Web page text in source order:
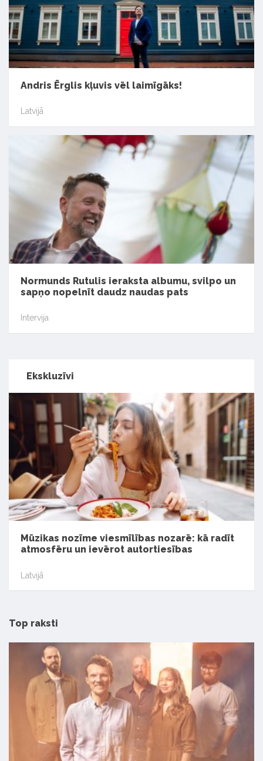
Andris Ērglis kļuvis vēl laimīgāks!
Latvijā
Normunds Rutulis ieraksta albumu, svilpo un
sapņo nopelnīt daudz naudas pats
Intervija
Ekskluzīvi
Mūzikas nozīme viesmīlības nozarē: kā radīt
atmosfēru un ievērot autortiesības
Latvijā
Top raksti